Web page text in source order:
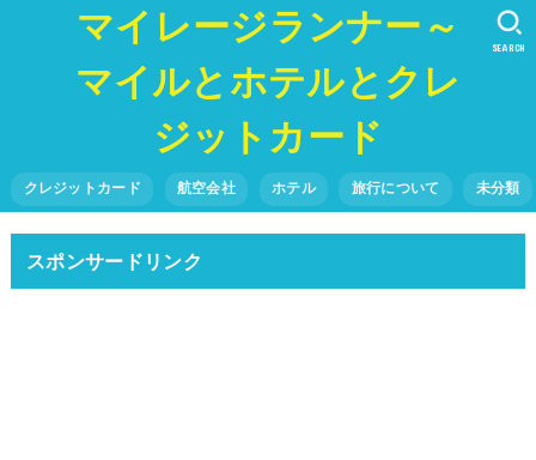
マイレージランナー～
マイルとホテルとクレ
ジットカード
クレジットカード 航空会社 ホテル 旅行について 未分類
SEARCH
スポンサードリンク